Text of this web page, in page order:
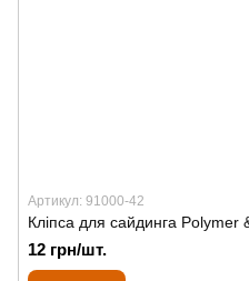
Артикул: 91000-42
Кліпса для сайдинга Polymer
12 грн/шт.